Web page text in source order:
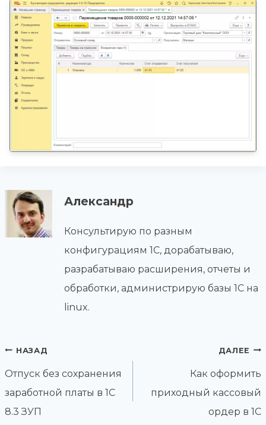
Александр
Консультирую по разным
конфигурациям 1С, дорабатываю,
разрабатываю расширения, отчеты и
обработки, администрирую базы 1С на
linux.
Навигация
по
записям
НАЗАД
Отпуск без сохранения
заработной платы в 1С
8.3 ЗУП
ДАЛЕЕ
Как оформить
приходный кассовый
ордер в 1С